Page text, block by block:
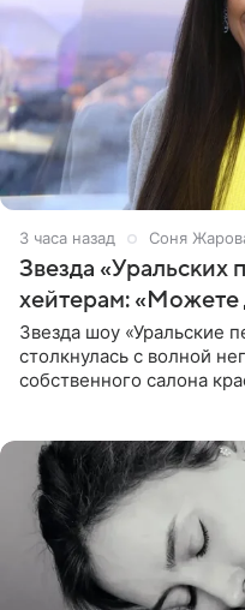
3 часа назад Соня
Звезда «Уральских
хейтерам: «Можете
Звезда шоу «Уральские
столкнулась с волной
собственного салона